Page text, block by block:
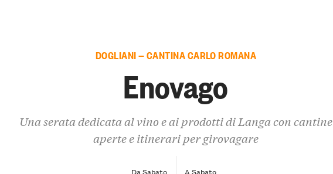
DOGLIANI — CANTINA CARLO ROMANA
Enovago
Una serata dedicata al vino e ai prodotti di Langa con cantine
aperte e itinerari per girovagare
Da Sabato A Sabato